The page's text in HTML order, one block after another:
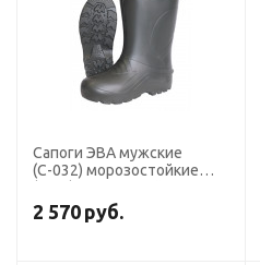
Сапоги ЭВА мужские
(С-032) морозостойкие
2 570 руб.